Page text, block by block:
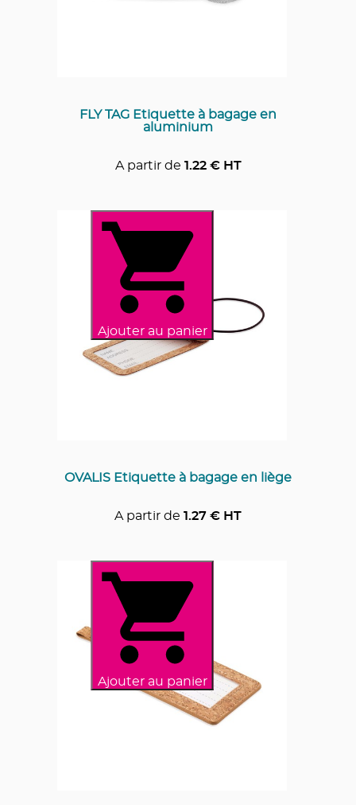
FLY TAG Etiquette à bagage en
aluminium
A partir de 1.22€ HT
Ajouter au panier
OVALIS Etiquette à bagage en liège
A partir de 1.27 € HT
Ajouter au panier